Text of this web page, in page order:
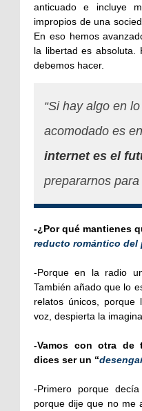
anticuado e incluye
impropios de una
En eso hemos
la libertad es absoluta.
debemos hacer.
“Si hay algo en
acomodado es
internet es el
prepararnos para
-¿Por qué mantienes
reducto romántico del
-Porque en la radio
También añado que lo
relatos únicos, porque
voz, despierta la
-Vamos con otra de
dices ser un “
-Primero porque
porque dije que no me